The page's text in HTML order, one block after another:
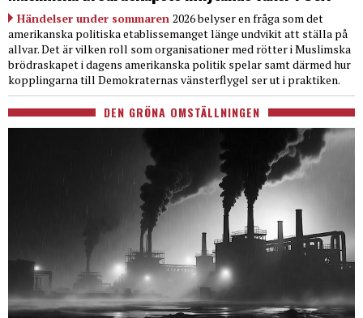
Händelser under sommaren 2026 belyser en fråga som det
amerikanska politiska etablissemanget länge undvikit att ställa på
allvar. Det är vilken roll som organisationer med rötter i Muslimska
brödraskapet i dagens amerikanska politik spelar samt därmed hur
kopplingarna till Demokraternas vänsterflygel ser ut i praktiken.
DEN GRÖNA OMSTÄLLNINGEN